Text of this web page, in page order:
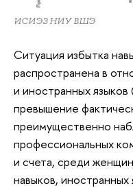
ИСИЭЗ НИУ ВШЭ
Ситуация избытка
распространена в
и иностранных
превышение
преимущественно
профессиональных
и счета, среди
навыков,